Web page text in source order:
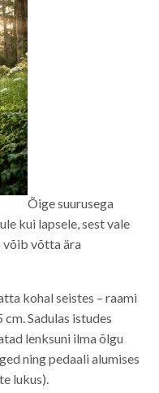
Õige suurusega
kui lapsele, sest vale
võib võtta ära
kohal seistes – raami
Sadulas istudes
lenksuni ilma õlgu
ning pedaali alumises
lukus).